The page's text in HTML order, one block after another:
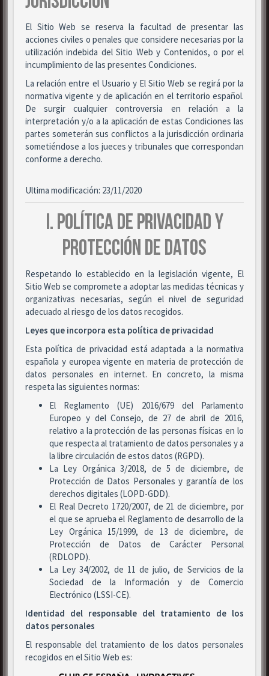
El Sitio Web se reserva la facultad de presentar las
acciones civiles o penales que considere necesarias por la
utilización indebida del Sitio Web y Contenidos, o por el
incumplimiento de las presentes Condiciones.
La relación entre el Usuario y El Sitio Web se regirá por la
normativa vigente y de aplicación en el territorio español.
De surgir cualquier controversia en relación a la
interpretación y/o a la aplicación de estas Condiciones las
partes someterán sus conflictos a la jurisdicción ordinaria
sometiéndose a los jueces y tribunales que correspondan
conforme a derecho.
Ultima modificación: 23/11/2020
I. POLÍTICA DE PRIVACIDAD Y
PROTECCIÓN DE DATOS
Respetando lo establecido en la legislación vigente, El
Sitio Web se compromete a adoptar las medidas técnicas y
organizativas necesarias, según el nivel de seguridad
adecuado al riesgo de los datos recogidos.
Leyes que incorpora esta política de privacidad
Esta política de privacidad está adaptada a la normativa
española y europea vigente en materia de protección de
datos personales en internet. En concreto, la misma
respeta las siguientes normas:
El Reglamento (UE) 2016/679 del Parlamento
Europeo y del Consejo, de 27 de abril de 2016,
relativo a la protección de las personas físicas en lo
que respecta al tratamiento de datos personales y a
la libre circulación de estos datos (RGPD).
La Ley Orgánica 3/2018, de 5 de diciembre, de
Protección de Datos Personales y garantía de los
derechos digitales (LOPD-GDD).
El Real Decreto 1720/2007, de 21 de diciembre, por
el que se aprueba el Reglamento de desarrollo de la
Ley Orgánica 15/1999, de 13 de diciembre, de
Protección de Datos de Carácter Personal
(RDLOPD).
La Ley 34/2002, de 11 de julio, de Servicios de la
Sociedad de la Información y de Comercio
Electrónico (LSSI-CE).
Identidad del responsable del tratamiento de los
datos personales
El responsable del tratamiento de los datos personales
recogidos en el Sitio Web es: